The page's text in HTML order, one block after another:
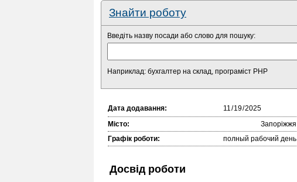
Знайти роботу
Введіть назву посади або слово для пошуку:
Наприклад: бухгалтер на склад, програміст PHP
Дата додавання:
Місто:
Запоріжжя
Графік роботи:
полный рабочий день
Досвід роботи